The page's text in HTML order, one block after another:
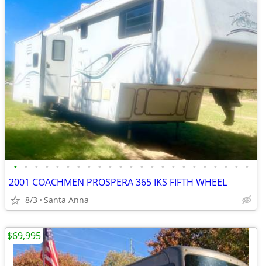
• • • • • • • • • • • • • • • • • • • • • • •
2001 COACHMEN PROSPERA 365 IKS FIFTH WHEEL
8/3 Santa Anna
$69,995